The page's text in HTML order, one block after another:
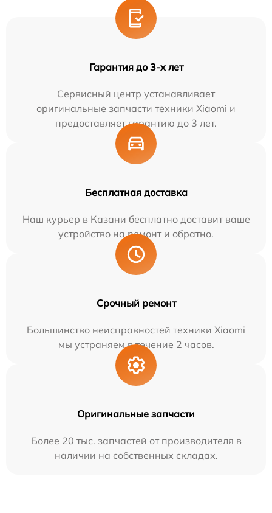
Гарантия до 3-х лет
Сервисный центр устанавливает
оригинальные запчасти техники Xiaomi и
предоставляет гарантию до 3 лет.
Бесплатная доставка
Наш курьер в Казани бесплатно доставит ваше
устройство на ремонт и обратно.
Срочный ремонт
Большинство неисправностей техники Xiaomi
мы устраняем в течение 2 часов.
Оригинальные запчасти
Более 20 тыс. запчастей от производителя в
наличии на собственных складах.